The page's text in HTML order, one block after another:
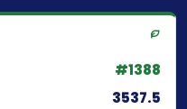
#1388
3537.5